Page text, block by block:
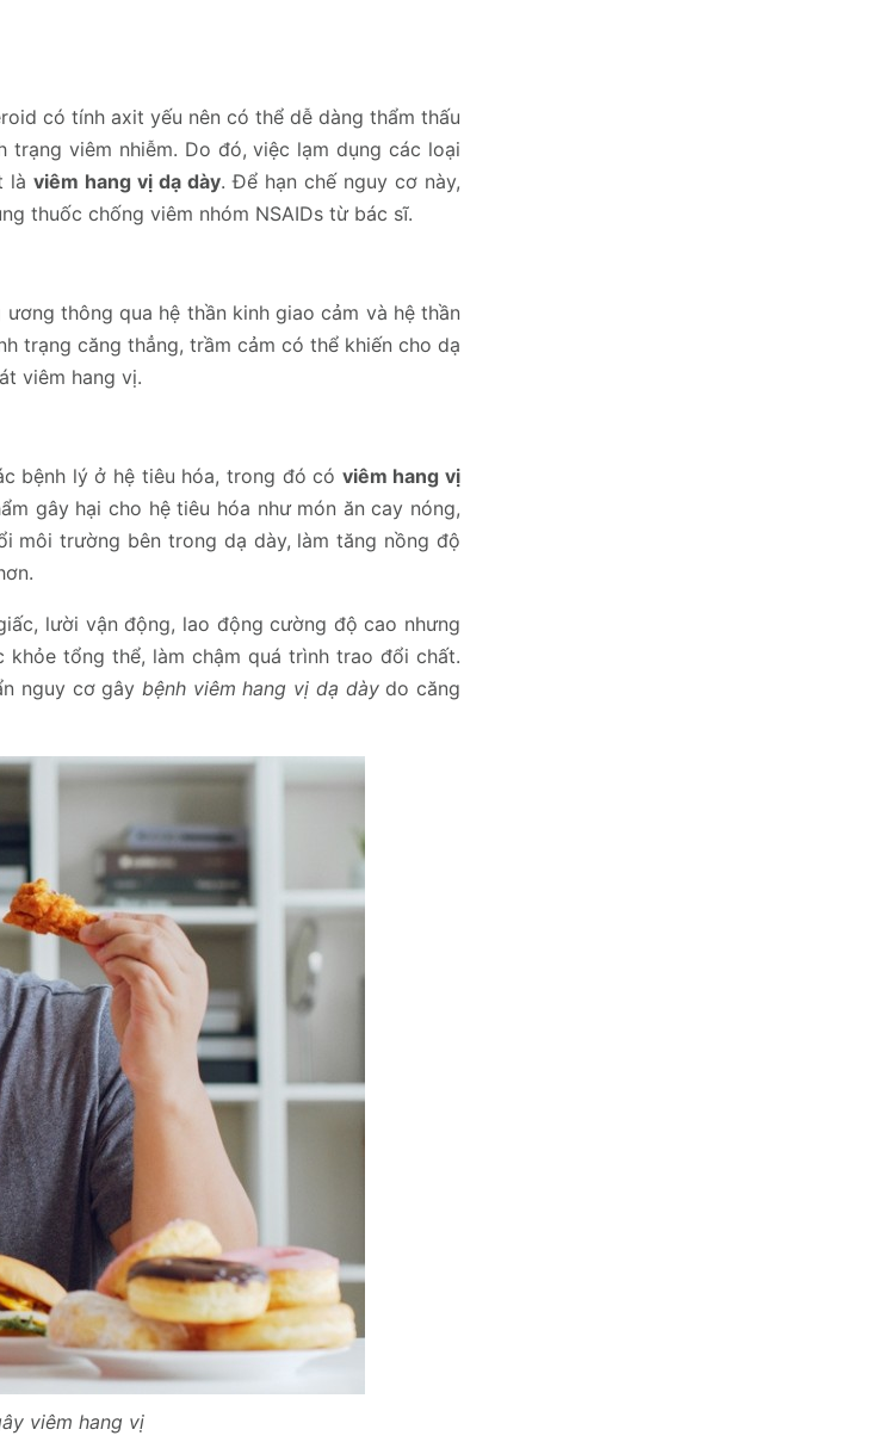
có tính axit yếu nên có thể dễ dàng thẩm thấu
viêm nhiễm. Do đó, việc lạm dụng các loại
làviêm hang vị dạ dày. Để hạn chế nguy cơ này,
thuốc chống viêm nhóm NSAIDs từ bác sĩ.
thông qua hệ thần kinh giao cảm và hệ thần
trạng căng thẳng, trầm cảm có thể khiến cho dạ
viêm hang vị.
bệnh lý ở hệ tiêu hóa, trong đó có viêm hang vị
gây hại cho hệ tiêu hóa như món ăn cay nóng,
môi trường bên trong dạ dày, làm tăng nồng độ
lười vận động, lao động cường độ cao nhưng
tổng thể, làm chậm quá trình trao đổi chất.
nguy cơ gây bệnh viêm hang vị dạ dàydo căng
viêm hang vị